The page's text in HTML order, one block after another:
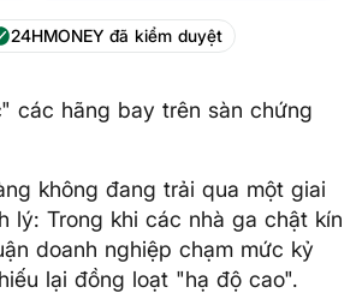
24HMONEY đã kiểm duyệt
các hãng bay trên sàn chứng
không đang trải qua một giai
lý: Trong khi các nhà ga chật kín
doanh nghiệp chạm mức kỷ
lại đồng loạt "hạ độ cao".